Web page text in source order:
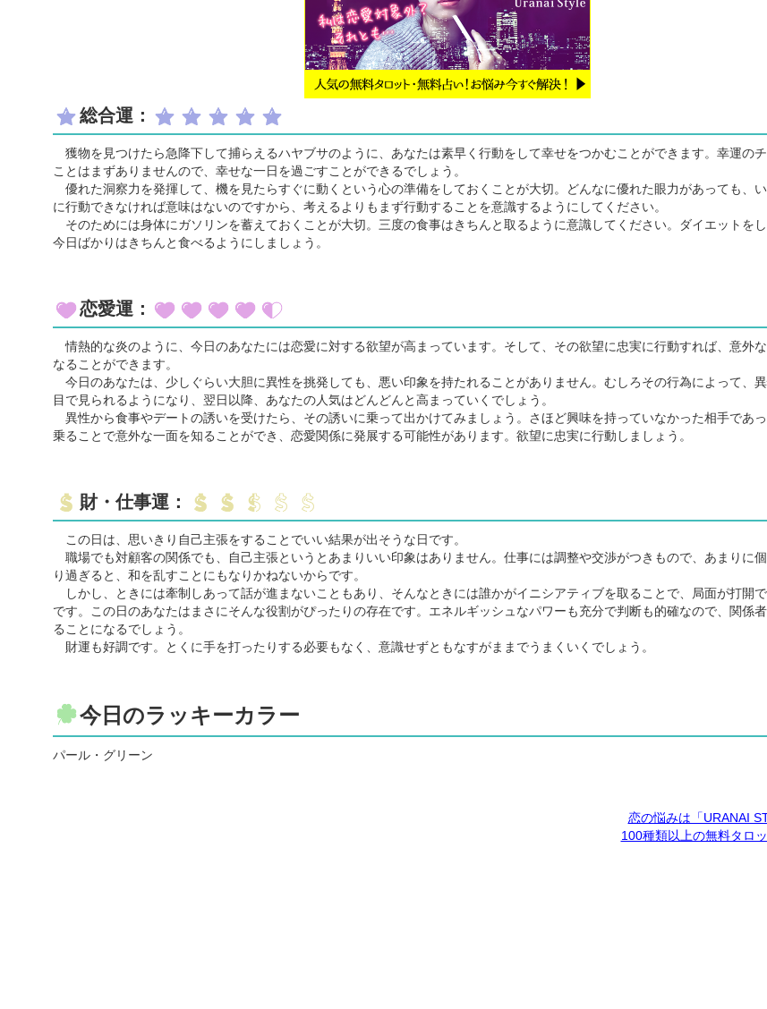
総合運：
獲物を見つけたら急降下して捕らえるハヤブサのように、あなたは素早く行動をして幸せをつかむことができます。幸運の
ことはまずありませんので、幸せな一日を過ごすことができるでしょう。
優れた洞察力を発揮して、機を見たらすぐに動くという心の準備をしておくことが大切。どんなに優れた眼力があっても、
に行動できなければ意味はないのですから、考えるよりもまず行動することを意識するようにしてください。
そのためには身体にガソリンを蓄えておくことが大切。三度の食事はきちんと取るように意識してください。ダイエットをし
今日ばかりはきちんと食べるようにしましょう。
恋愛運：
情熱的な炎のように、今日のあなたには恋愛に対する欲望が高まっています。そして、その欲望に忠実に行動すれば、意外
なることができます。
今日のあなたは、少しぐらい大胆に異性を挑発しても、悪い印象を持たれることがありません。むしろその行為によって、
目で見られるようになり、翌日以降、あなたの人気はどんどんと高まっていくでしょう。
異性から食事やデートの誘いを受けたら、その誘いに乗って出かけてみましょう。さほど興味を持っていなかった相手であ
乗ることで意外な一面を知ることができ、恋愛関係に発展する可能性があります。欲望に忠実に行動しましょう。
財・仕事運：
この日は、思いきり自己主張をすることでいい結果が出そうな日です。
職場でも対顧客の関係でも、自己主張というとあまりいい印象はありません。仕事には調整や交渉がつきもので、あまりに
り過ぎると、和を乱すことにもなりかねないからです。
しかし、ときには牽制しあって話が進まないこともあり、そんなときには誰かがイニシアティブを取ることで、局面が打開
です。この日のあなたはまさにそんな役割がぴったりの存在です。エネルギッシュなパワーも充分で判断も的確なので、関係
ることになるでしょう。
財運も好調です。とくに手を打ったりする必要もなく、意識せずともなすがままでうまくいくでしょう。
今日のラッキーカラー
パール・グリーン
恋の悩みは「URANAI
100種類以上の無料タロ